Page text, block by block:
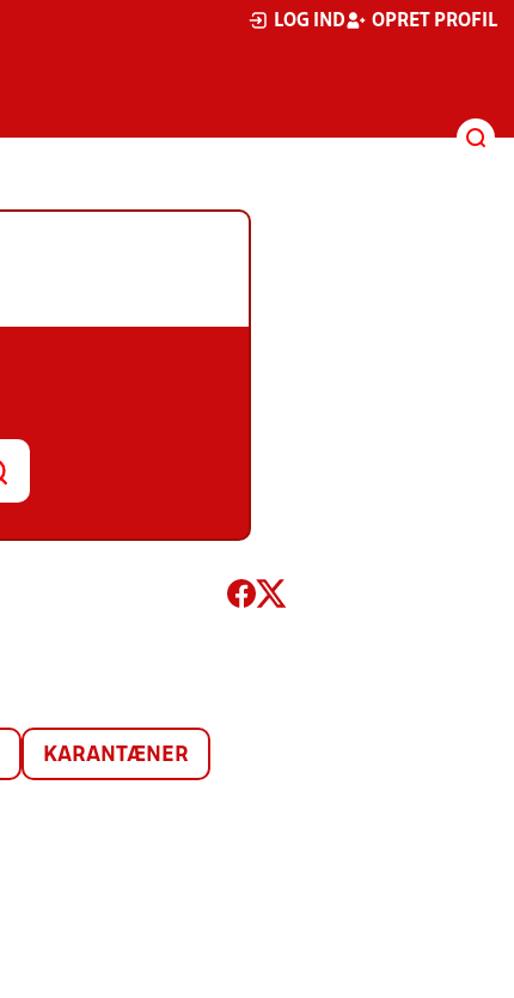
LOG IND OPRET PROFIL
KARANTÆNER